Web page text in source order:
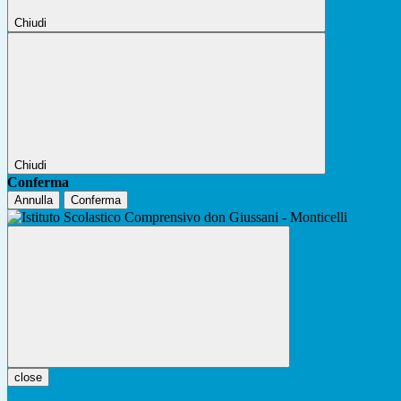
Chiudi
Chiudi
Conferma
Annulla Conferma
close